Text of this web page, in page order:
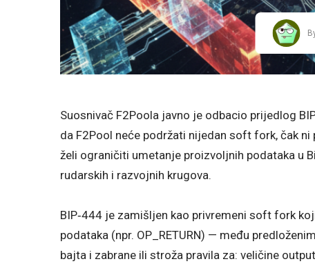
Suosnivač F2Poola javno je odbacio prijedlog
da F2Pool neće podržati nijedan soft fork, čak
želi ograničiti umetanje proizvoljnih podataka u
rudarskih i razvojnih krugova.
BIP‑444 je zamišljen kao privremeni soft fork
podataka (npr. OP_RETURN) — među
bajta i zabrane ili stroža pravila za: veličine